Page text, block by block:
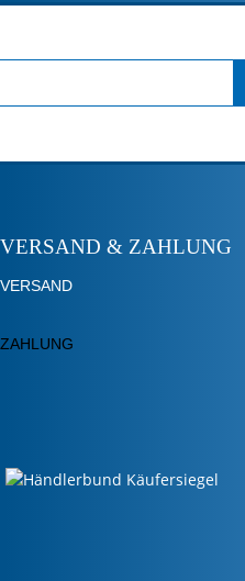
VERSAND & ZAHLUNG
VERSAND
ZAHLUNG